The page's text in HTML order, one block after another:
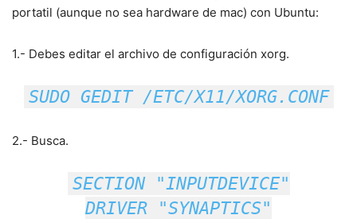
portatil (aunque no sea hardware de mac) con Ubuntu:
1.- Debes editar el archivo de configuración xorg.
SUDO GEDIT /ETC/X11/XORG.CONF
2.- Busca.
SECTION "INPUTDEVICE"
DRIVER "SYNAPTICS"